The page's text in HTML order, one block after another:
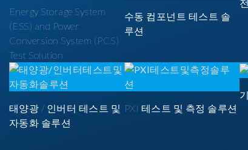
Energy Storage System
(ESS) and Power
Conversion System (PCS)
Test Solution
수동 컴포넌트 테스트 솔
루션
태양광 / 인버터 테스트 및
자동화 솔루션
PXI 테스트 및 측정 솔루션